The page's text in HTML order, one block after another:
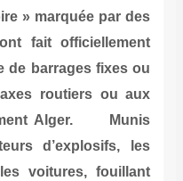
» marquée par des
fait officiellement
de barrages fixes ou
routiers ou aux
Alger. Munis
d’explosifs, les
voitures, fouillant